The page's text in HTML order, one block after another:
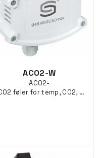
ACO2-W
ACO2-
W,CO2 føler for temp, CO2, VOC